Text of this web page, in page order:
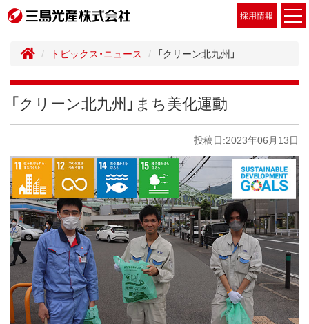
採用情報
トピックス・ニュース 「クリーン北九州」...
「クリーン北九州」まち美化運動
投稿日:2023年06月13日